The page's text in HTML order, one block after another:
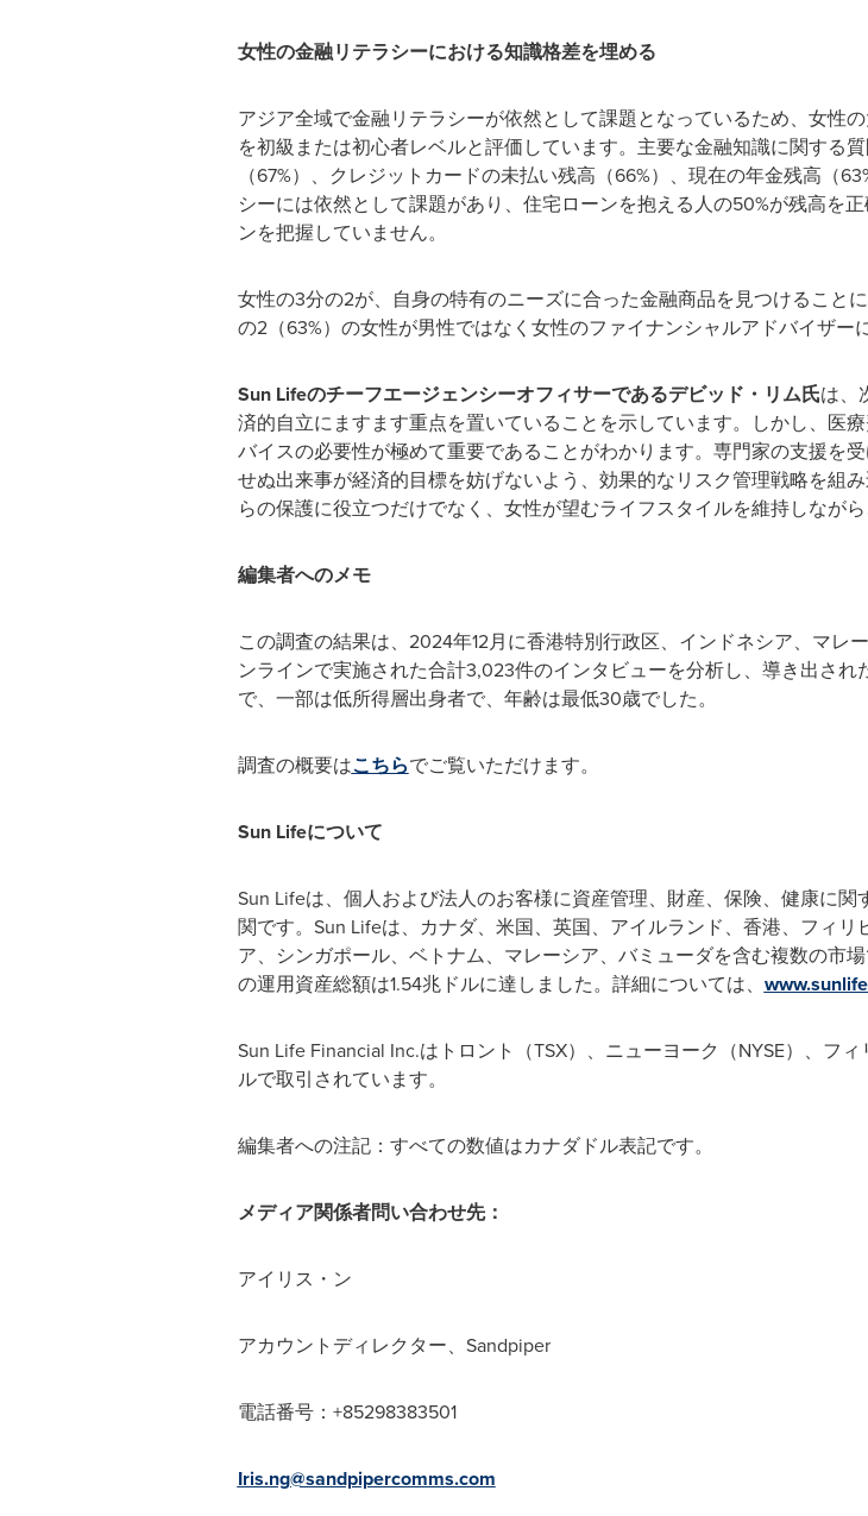
女性の金融リテラシーにおける知識格差を埋める
アジア全域で金融リテラシーが依然として課題となっているため、女性
を初級または初心者レベルと評価しています。主要な金融知識に関する
（67%）、クレジットカードの未払い残高（66%）、現在の年金残高（
シーには依然として課題があり、住宅ローンを抱える人の50%が残高を
ンを把握していません。
女性の3分の2が、自身の特有のニーズに合った金融商品を見つけること
の2（63%）の女性が男性ではなく女性のファイナンシャルアドバイザー
Sun Lifeのチーフエージェンシーオフィサーであるデビッド・リム氏は、
済的自立にますます重点を置いていることを示しています。しかし、医
バイスの必要性が極めて重要であることがわかります。専門家の支援を
せぬ出来事が経済的目標を妨げないよう、効果的なリスク管理戦略を組
らの保護に役立つだけでなく、女性が望むライフスタイルを維持しなが
編集者へのメモ
この調査の結果は、2024年12月に香港特別行政区、インドネシア、マ
ンラインで実施された合計3,023件のインタビューを分析し、導き出さ
で、一部は低所得層出身者で、年齢は最低30歳でした。
調査の概要はこちらでご覧いただけます。
Sun Lifeについて
Sun Lifeは、個人および法人のお客様に資産管理、財産、保険、健康に
関です。Sun Lifeは、カナダ、米国、英国、アイルランド、香港、フィ
ア、シンガポール、ベトナム、マレーシア、バミューダを含む複数の市
の運用資産総額は1.54兆ドルに達しました。詳細については、
Sun Life Financial Inc.はトロント（TSX）、ニューヨーク（NYSE）、フ
ルで取引されています。
編集者への注記：すべての数値はカナダドル表記です。
メディア関係者問い合わせ先：
アイリス・ン
アカウントディレクター、Sandpiper
電話番号：+85298383501
Iris.ng@sandpipercomms.com